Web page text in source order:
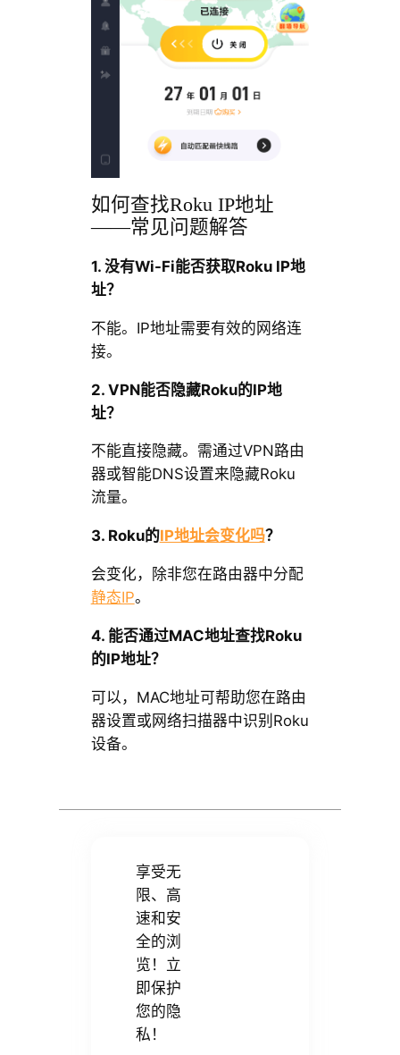
如何查找Roku IP地址
——常见问题解答
1. 没有Wi-Fi能否获取Roku IP地
址？
不能。IP地址需要有效的网络连
接。
2. VPN能否隐藏Roku的IP地
址？
不能直接隐藏。需通过VPN路由
器或智能DNS设置来隐藏Roku
流量。
3. Roku的IP地址会变化吗？
会变化，除非您在路由器中分配
静态IP。
4. 能否通过MAC地址查找Roku
的IP地址？
可以，MAC地址可帮助您在路由
器设置或网络扫描器中识别Roku
设备。
享受无
限、高
速和安
全的浏
览！立
即保护
您的隐
私！